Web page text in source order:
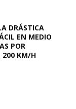
DRÁSTICA
EN MEDIO
POR
200 KM/H